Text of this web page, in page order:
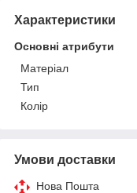
Характеристики
Основні атрибути
Матеріал
Тип
Колір
Умови доставки
Нова Пошта